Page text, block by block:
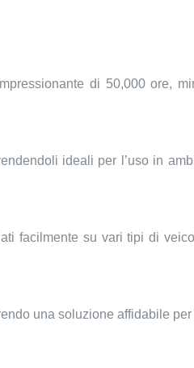
di 50,000 ore,
ideali per l’uso in
facilmente su vari tipi di
una soluzione affidabile